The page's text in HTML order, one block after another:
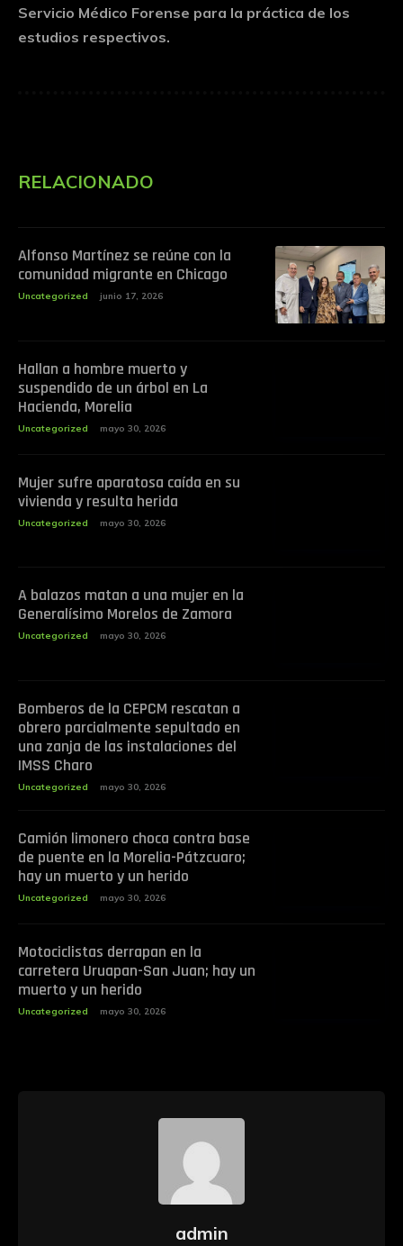
Servicio Médico Forense para la práctica de los
estudios respectivos.
RELACIONADO
Alfonso Martínez se reúne con la
comunidad migrante en Chicago
Uncategorized junio 17, 2026
Hallan a hombre muerto y
suspendido de un árbol en La
Hacienda, Morelia
Uncategorized mayo 30, 2026
Mujer sufre aparatosa caída en su
vivienda y resulta herida
Uncategorized mayo 30, 2026
A balazos matan a una mujer en la
Generalísimo Morelos de Zamora
Uncategorized mayo 30, 2026
Bomberos de la CEPCM rescatan a
obrero parcialmente sepultado en
una zanja de las instalaciones del
IMSS Charo
Uncategorized mayo 30, 2026
Camión limonero choca contra base
de puente en la Morelia-Pátzcuaro;
hay un muerto y un herido
Uncategorized mayo 30, 2026
Motociclistas derrapan en la
carretera Uruapan-San Juan; hay un
muerto y un herido
Uncategorized mayo 30, 2026
admin